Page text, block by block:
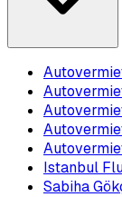
Istanbul
Sabiha